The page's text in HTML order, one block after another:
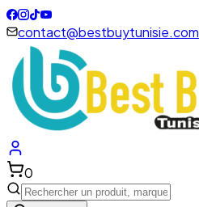
contact@bestbuytunisie.com
0